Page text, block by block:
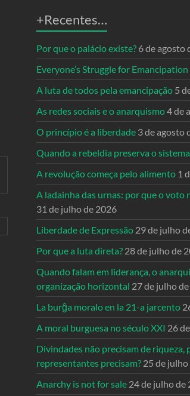
+Recentes…
Por que o palácio existe? 6 de agosto
Everyone’s Struggle for Emancipation
A luta de todos pela emancipação 5
As redes sociais e o anarquismo4 de
O princípio é a liberdade 3 de agosto
Quando a rebeldia preserva o sistema
A revolução começa pelo alimento 1
A ladainha das urnas: por que o voto
31 de julho de 2026
Liberdade de Expressão 29 de julho
Por que a luta direta? 28 de julho de
Quando falam em liderança, o
organização horizontal 27 de julho
La burĝa moralo en la 21-a jarcento
A moral burguesa no século XXI 26
Divindades não precisam de riqueza,
representantes precisam? 25 de
Anarchy is not for sale 24 de julho de